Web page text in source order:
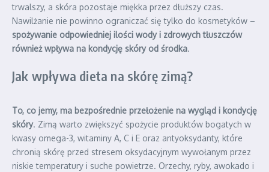
trwalszy, a skóra pozostaje miękka przez dłuższy czas.
Nawilżanie nie powinno ograniczać się tylko do kosmetyków –
spożywanie odpowiedniej ilości wody i zdrowych tłuszczów
również wpływa na kondycję skóry od środka.
Jak wpływa dieta na skórę zimą?
To, co jemy, ma bezpośrednie przełożenie na wygląd i kondycję
skóry. Zimą warto zwiększyć spożycie produktów bogatych w
kwasy omega-3, witaminy A, C i E oraz antyoksydanty, które
chronią skórę przed stresem oksydacyjnym wywołanym przez
niskie temperatury i suche powietrze. Orzechy, ryby, awokado i